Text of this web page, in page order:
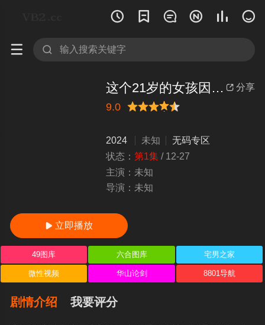
     
 
 分享
这个21岁的女孩因为想第一次做爱而发情，而且刚刚学会如何做爱，她被迫用大量的射精和攻势使自己发育不全的子宫开花。
9.0
推荐力荐
2024 未知
无码专区
状态： 第1集/ 12-27
主演： 未知
导演： 未知
 立即播放
49图库 六合图库 宅男之家
微性视频 华山论剑 8801导航
剧情介绍 我要评分